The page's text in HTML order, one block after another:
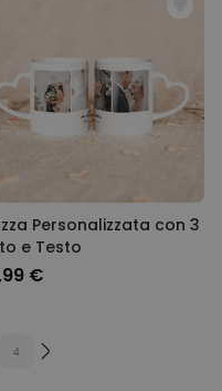
Personalizzata con 3
e Testo
€
4